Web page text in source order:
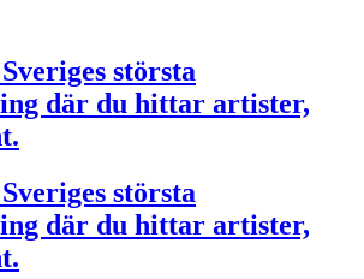
största
där du hittar artister,
största
där du hittar artister,